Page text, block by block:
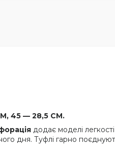
45 — 28,5 СМ.
додає моделі легкості
дня. Туфлі гарно